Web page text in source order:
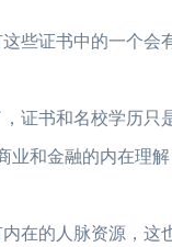
些证书中的一个会
书和名校学历只
业和金融的内在理
的人脉资源，这